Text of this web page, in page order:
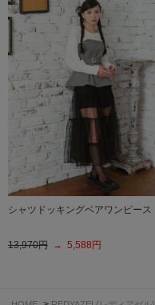
シャツドッキングベアワンピース
13,970円 → 5,588円